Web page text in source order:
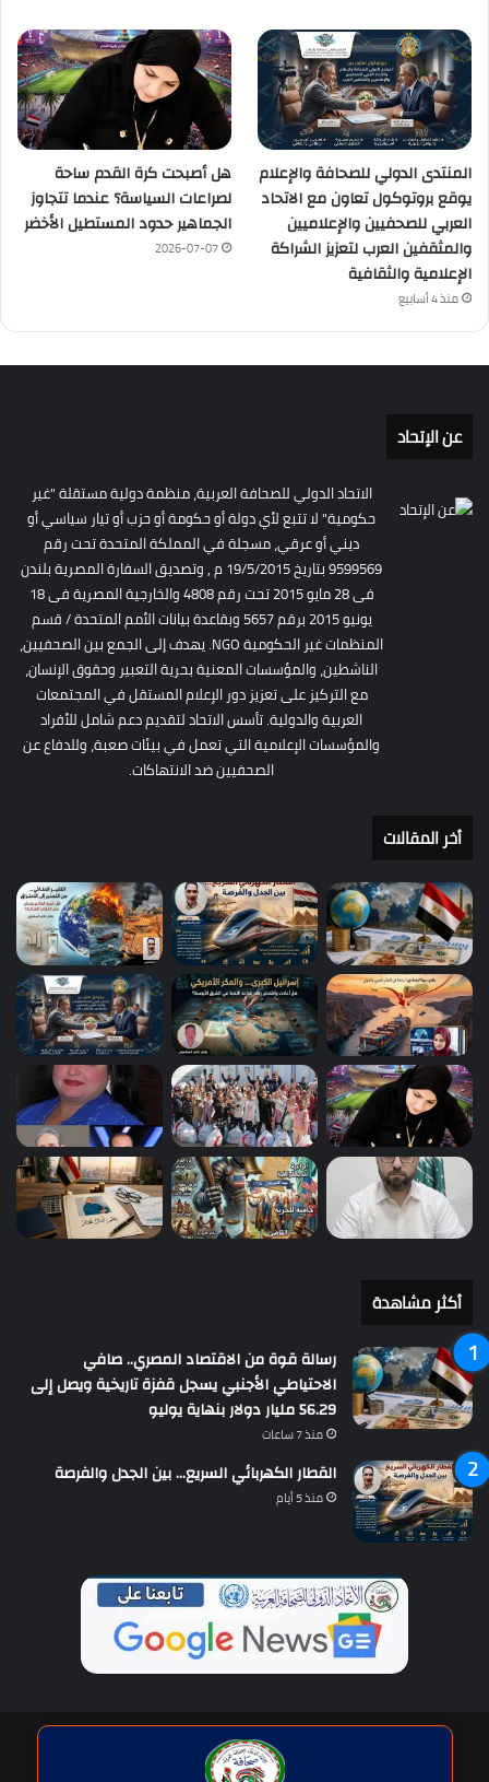
المنتدى الدولي للصحافة والإعلام
يوقع بروتوكول تعاون مع الاتحاد
العربي للصحفيين والإعلاميين
والمثقفين العرب لتعزيز الشراكة
الإعلامية والثقافية
منذ 4 أسابيع
هل أصبحت كرة القدم ساحة
لصراعات السياسة؟ عندما تتجاوز
الجماهير حدود المستطيل الأخضر
2026-07-07
عن الإتحاد
الاتحاد الدولي للصحافة العربية، منظمة دولية مستقلة "غير
حكومية" لا تتبع لأي دولة أو حكومة أو حزب أو تيار سياسي أو
ديني أو عرقي، مسجلة في المملكة المتحدة تحت رقم
9599569 بتاريخ 19/5/2015 م , وتصديق السفارة المصرية بلندن
فى 28 مايو 2015 تحت رقم 4808 والخارجية المصرية فى 18
يونيو 2015 برقم 5657 وبقاعدة بيانات الأمم المتحدة / قسم
المنظمات غير الحكومية NGO. يهدف إلى الجمع بين الصحفيين،
الناشطين، والمؤسسات المعنية بحرية التعبير وحقوق الإنسان،
مع التركيز على تعزيز دور الإعلام المستقل في المجتمعات
العربية والدولية. تأسس الاتحاد لتقديم دعم شامل للأفراد
والمؤسسات الإعلامية التي تعمل في بيئات صعبة، وللدفاع عن
الصحفيين ضد الانتهاكات.
أخر المقالات
أكثر مشاهدة
رسالة قوة من الاقتصاد المصري.. صافي
الاحتياطي الأجنبي يسجل قفزة تاريخية ويصل إلى
56.29 مليار دولار بنهاية يوليو
منذ 7 ساعات
القطار الكهربائي السريع… بين الجدل والفرصة
منذ 5 أيام
حقوق النشر © | جميع الحقوق محفوظة للاتحاد الدولى للصحافة العربية
2026